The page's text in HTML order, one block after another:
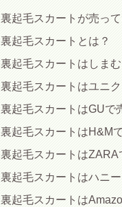
裏起毛スカートが売っ
裏起毛スカートとは？
裏起毛スカートはしま
裏起毛スカートはユニ
裏起毛スカートはGUで
裏起毛スカートはH&M
裏起毛スカートはZARA
裏起毛スカートはハニ
裏起毛スカートは